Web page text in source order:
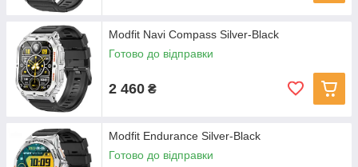
Modfit Navi Compass Silver-Black
Готово до відправки
2 460 ₴
Modfit Endurance Silver-Black
Готово до відправки